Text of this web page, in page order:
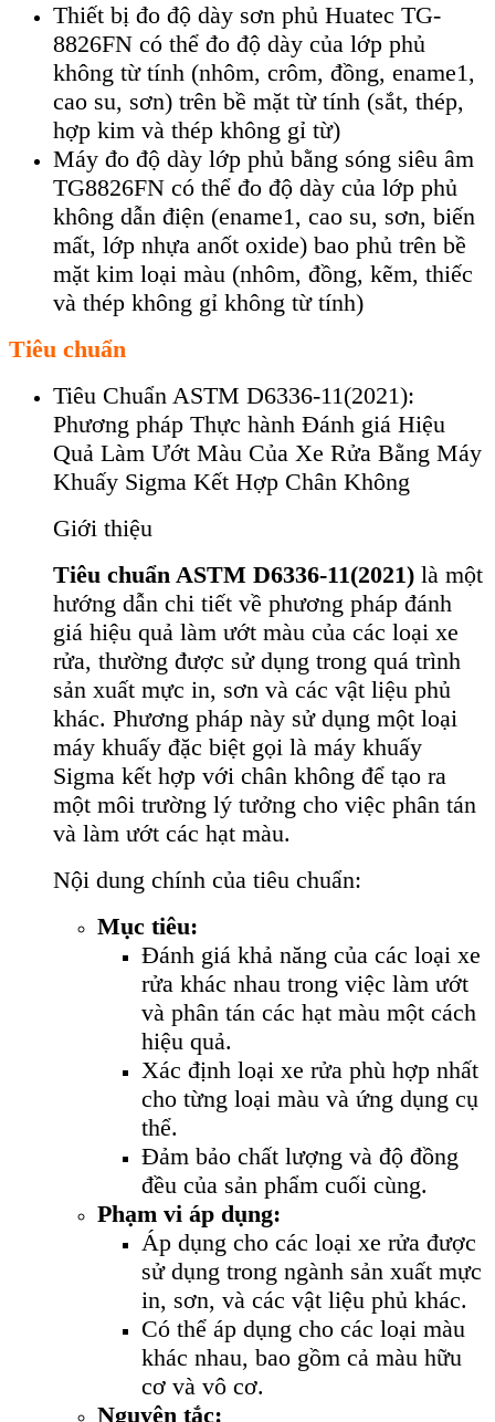
Thiết bị đo độ dày sơn phủ Huatec TG-
8826FN có thể đo độ dày của lớp phủ
không từ tính (nhôm, crôm, đồng, ename1,
cao su, sơn) trên bề mặt từ tính (sắt, thép,
hợp kim và thép không gỉ từ)
Máy đo độ dày lớp phủ bằng sóng siêu âm
TG8826FN có thể đo độ dày của lớp phủ
không dẫn điện (ename1, cao su, sơn, biến
mất, lớp nhựa anốt oxide) bao phủ trên bề
mặt kim loại màu (nhôm, đồng, kẽm, thiếc
và thép không gỉ không từ tính)
Tiêu chuẩn
Tiêu Chuẩn ASTM D6336-11(2021):
Phương pháp Thực hành Đánh giá Hiệu
Quả Làm Ướt Màu Của Xe Rửa Bằng Máy
Khuấy Sigma Kết Hợp Chân Không
Giới thiệu
Tiêu chuẩn ASTM D6336-11(2021) là một
hướng dẫn chi tiết về phương pháp đánh
giá hiệu quả làm ướt màu của các loại xe
rửa, thường được sử dụng trong quá trình
sản xuất mực in, sơn và các vật liệu phủ
khác. Phương pháp này sử dụng một loại
máy khuấy đặc biệt gọi là máy khuấy
Sigma kết hợp với chân không để tạo ra
một môi trường lý tưởng cho việc phân tán
và làm ướt các hạt màu.
Nội dung chính của tiêu chuẩn:
Mục tiêu:
Đánh giá khả năng của các loại xe
rửa khác nhau trong việc làm ướt
và phân tán các hạt màu một cách
hiệu quả.
Xác định loại xe rửa phù hợp nhất
cho từng loại màu và ứng dụng cụ
thể.
Đảm bảo chất lượng và độ đồng
đều của sản phẩm cuối cùng.
Phạm vi áp dụng:
Áp dụng cho các loại xe rửa được
sử dụng trong ngành sản xuất mực
in, sơn, và các vật liệu phủ khác.
Có thể áp dụng cho các loại màu
khác nhau, bao gồm cả màu hữu
cơ và vô cơ.
Nguyên tắc: